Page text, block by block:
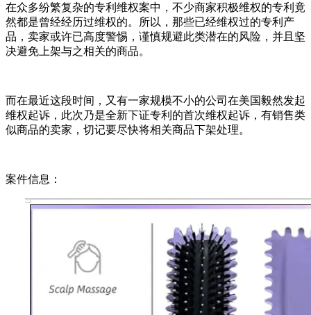
在众多纷繁复杂的专利维权案中，不少商家积极维权的专利竟
然都是曾经经历过维权的。所以，那些已经维权过的专利产
品，卖家或许已高度警惕，谨慎规避此类潜在的风险，并且坚
决避免上架与之相关的商品。
而在最近这段时间，又有一家规模不小的公司在美国毅然发起
维权起诉，此次乃是全新下证专利的首次维权起诉，有销售类
似商品的卖家，切记要尽快将相关商品下架处理。
案件信息：